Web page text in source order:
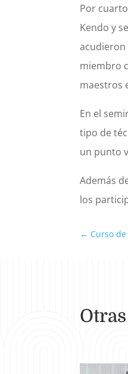
Por
Kendo y
acudieron
miembro
maestros
En el
tipo de
un punto
Además
los
← Curso